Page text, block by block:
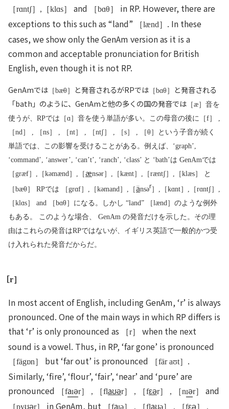
［rɑntʃ］,［klɑs］
and ［bɑθ］
in RP. However, there are
exceptions to this such as “land”
［lænd］ . In these
cases, we show only the GenAm version as it is a
common and acceptable pronunciation for British
English, even though it is not RP.
GenAmでは ［bæθ］ と発音されるがRPでは ［bɑθ］
と発音される
「bath」のように、GenAmと他の多くの国の発音では ［æ］ 音を
使うが、RPでは ［ɑ］ 音を使う単語が多い。この母音の後に ［f］ ,
［nd］ , ［ns］ , ［nt］ , ［ntʃ］ , ［s］ , ［θ］
という子音が続く
単語では、この影響を受けることがある。例えば、‘graph’,
‘command’, ‘answer’, ‘can’t’, ‘ranch’, ‘class’ と ‘bath’は GenAmでは
［græf］,［kəmænd］,［ænsər］,［kænt］,［ræntʃ］,［klæs］
と
［bæθ］
RPでは ［grɑf］,［kəmand］,［änsər］,［kɑnt］,［rɑntʃ］,
［klɑs］ and ［bɑθ］になる。しかし “land”
［lænd］ のような例外
もある。 このような場合、 GenAm の発音だけを示した。その理
由はこれらの発音はRPではないが、イギリス英語で一般的かつ受
け入れられた発音だからだ。
［r］
In most accent of English, including GenAm, ‘r’ is always
pronounced. One of the main ways in which RP differs is
that ‘r’ is only pronounced as
［r］
when the next
sound is a vowel. Thus, in RP, ‘far gone’ is pronounced
［fägɒn］ but ‘far out’ is pronounced ［fär aʊt］ .
Similarly, ‘fire’, ‘flour’, ‘fair’, ‘near’ and ‘pure’ are
pronounced
［faər］ , ［flaʊər］ , ［fεər］ , ［n ər］and
［pyʊər］ in GenAm, but ［fa ə］ , ［flaʊə］ , ［fεə］ ,